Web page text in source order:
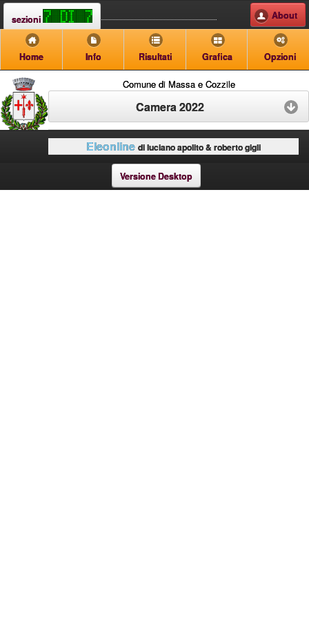
sezioni About
Home Info Risultati Grafica Opzioni
Comune di Massa e Cozzile
Camera 2022
Eleonline di luciano apolito & roberto gigli
Versione Desktop